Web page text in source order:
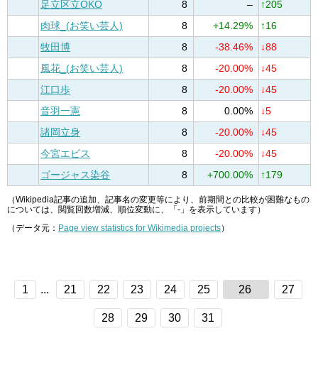
足立区立OKO
8 –
↑205
肉球_(お笑い芸人)
8 +14.29%
↑16
牧田博
8 -38.46%
↓88
風花_(お笑い芸人)
8 -20.00%
↓45
江口歩
8 -20.00%
↓45
音羽一憲
8 0.00%
↓5
諸岡立身
8 -20.00%
↓45
今宮エビス
8 -20.00%
↓45
ゴージャス染谷
8 +700.00% ↑179
（Wikipedia記事の追加、記事名の変更等により、前期間との比較が困難なもの
については、閲覧回数増減、順位変動に、「-」を表示しています）
（データ元： Page view statistics for Wikimedia projects）
1 ... 21 22 23 24 25 26 27
28 29 30 31